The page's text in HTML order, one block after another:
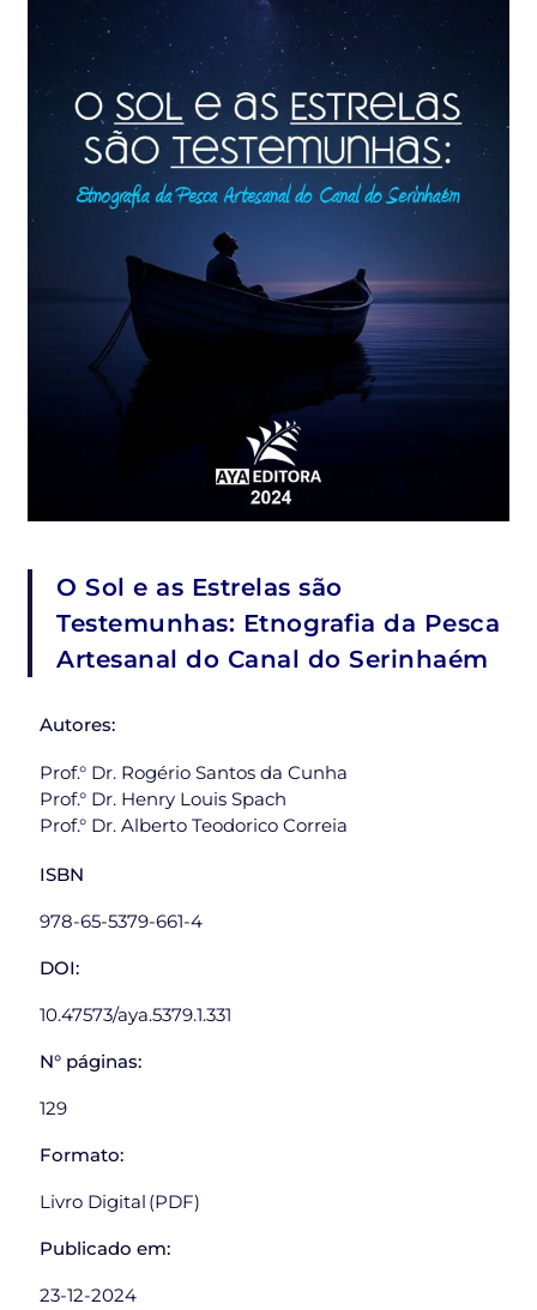
O Sol e as Estrelas são
Testemunhas: Etnografia da Pesca
Artesanal do Canal do Serinhaém
Autores:
Prof.° Dr. Rogério Santos da Cunha
Prof.° Dr. Henry Louis Spach
Prof.° Dr. Alberto Teodorico Correia
ISBN
978-65-5379-661-4
DOI:
10.47573/aya.5379.1.331
N° páginas:
129
Formato:
Livro Digital (PDF)
Publicado em:
23-12-2024